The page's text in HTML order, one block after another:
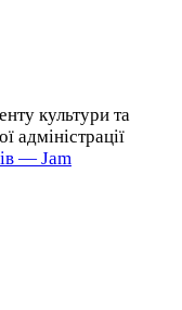
культури та
адміністрації
— Jam